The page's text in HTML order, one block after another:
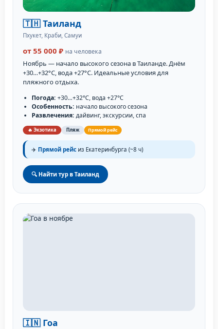
🇹🇭 Таиланд
Пхукет, Краби, Самуи
от 55 000 ₽ на человека
Ноябрь — начало высокого сезона в Таиланде. Днём
+30…+32°C, вода +27°C. Идеальные условия для
пляжного отдыха.
Погода: +30…+32°C, вода +27°C
Особенность: начало высокого сезона
Развлечения: дайвинг, экскурсии, спа
🔥 Экзотика Пляж Прямой рейс
✈️ Прямой рейс из Екатеринбурга (~8 ч)
🔍 Найти тур в Таиланд
🇮🇳 Гоа